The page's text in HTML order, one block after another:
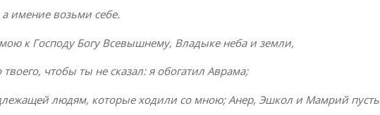
имение возьми себе.
к Господу Богу Всевышнему, Владыке неба и земли,
чтобы ты не сказал: я обогатил Аврама;
людям, которые ходили со мною; Анер, Эшкол и Мамрий пусть